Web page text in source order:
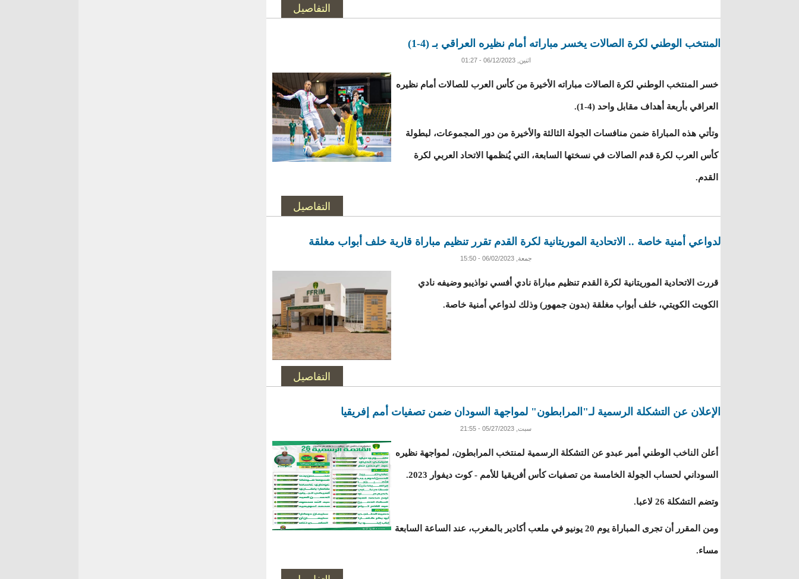
التفاصيل
المنتخب الوطني لكرة الصالات يخسر مباراته أمام نظيره العراقي بـ (4-1)
اثنين, 06/12/2023 - 01:27
خسر المنتخب الوطني لكرة الصالات مباراته الأخيرة من كأس العرب للصالات أمام نظيره
العراقي بأربعة أهداف مقابل واحد (4-1).
وتأتي هذه المباراة ضمن منافسات الجولة الثالثة والأخيرة من دور المجموعات، لبطولة
كأس العرب لكرة قدم الصالات في نسختها السابعة، التي يُنظمها الاتحاد العربي لكرة
القدم.
التفاصيل
لدواعي أمنية خاصة .. الاتحادية الموريتانية لكرة القدم تقرر تنظيم مباراة قارية خلف أبواب مغلقة
جمعة, 06/02/2023 - 15:50
قررت الاتحادية الموريتانية لكرة القدم تنظيم مباراة نادي أفسي نواذيبو وضيفه نادي
الكويت الكويتي، خلف أبواب مغلقة (بدون جمهور) وذلك لدواعي أمنية خاصة.
التفاصيل
الإعلان عن التشكلة الرسمية لـ"المرابطون" لمواجهة السودان ضمن تصفيات أمم إفريقيا
سبت, 05/27/2023 - 21:55
أعلن الناخب الوطني أمير عبدو عن التشكلة الرسمية لمنتخب المرابطون، لمواجهة نظيره
السوداني لحساب الجولة الخامسة من تصفيات كأس أفريقيا للأمم - كوت ديفوار 2023.
وتضم التشكلة 26 لاعبا.
ومن المقرر أن تجرى المباراة يوم 20 يونيو في ملعب أكادير بالمغرب، عند الساعة السابعة
مساء.